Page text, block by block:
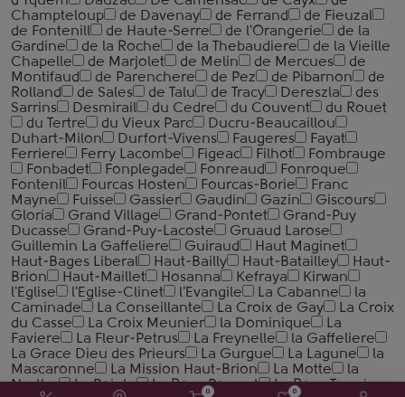
0 0
Champteloup
de Davenay de Ferrand
de Fieuzal
de Fontenill
de Haute-Serre de l'Orangerie
de la
Gardine
de la Roche de la Thebaudiere
de la Vieille
Chapelle
de Marjolet de Melin de Mercues
de
Montifaud
de Parenchere de Pez de Pibarnon
de
Rolland
de Sales de Talu de Tracy Dereszla
des
Sarrins
Desmirail du Cedre du Couvent
du Rouet
du Tertre
du Vieux Parc
Ducru-Beaucaillou
Duhart-Milon
Durfort-Vivens Faugeres
Fayat
Ferriere
Ferry Lacombe Figeac Filhot
Fombrauge
Fonbadet
Fonplegade Fonreaud
Fonroque
Fontenil
Fourcas Hosten Fourcas-Borie
Franc
Mayne
Fuisse Gassier Gaudin Gazin
Giscours
Gloria
Grand Village Grand-Pontet
Grand-Puy
Ducasse
Grand-Puy-Lacoste
Gruaud Larose
Guillemin La Gaffeliere
Guiraud
Haut Maginet
Haut-Bages Liberal
Haut-Bailly Haut-Batailley
Haut-
Brion
Haut-Maillet Hosanna Kefraya
Kirwan
l'Eglise
l'Eglise-Clinet l'Evangile La Cabanne
la
Caminade
La Conseillante La Croix de Gay
La Croix
du Casse
La Croix Meunier la Dominique
La
Faviere
La Fleur-Petrus La Freynelle
la Gaffeliere
La Grace Dieu des Prieurs
La Gurgue La Lagune
la
Mascaronne
La Mission Haut-Brion La Motte
la
Nerthe
La Pointe La Rose Pourret
La Rose Tremiere